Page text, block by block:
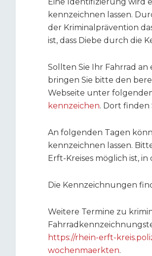
Eine Identifizierung wird
kennzeichnen lassen.
der Kriminalprävention
ist, dass Diebe durch die
Sollten Sie Ihr Fahrrad
bringen Sie bitte den
Webseite unter
kennzeichen. Dort
An folgenden Tagen
kennzeichnen lassen.
Erft-Kreises möglich ist,
Die Kennzeichnungen
Weitere Termine zu
https://rhein-erft-
wochenmaerkten.